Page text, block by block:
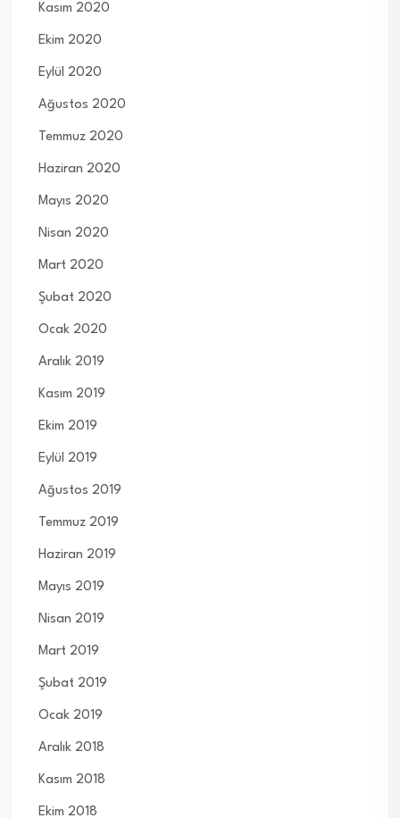
Kasım 2020
Ekim 2020
Eylül 2020
Ağustos 2020
Temmuz 2020
Haziran 2020
Mayıs 2020
Nisan 2020
Mart 2020
Şubat 2020
Ocak 2020
Aralık 2019
Kasım 2019
Ekim 2019
Eylül 2019
Ağustos 2019
Temmuz 2019
Haziran 2019
Mayıs 2019
Nisan 2019
Mart 2019
Şubat 2019
Ocak 2019
Aralık 2018
Kasım 2018
Ekim 2018